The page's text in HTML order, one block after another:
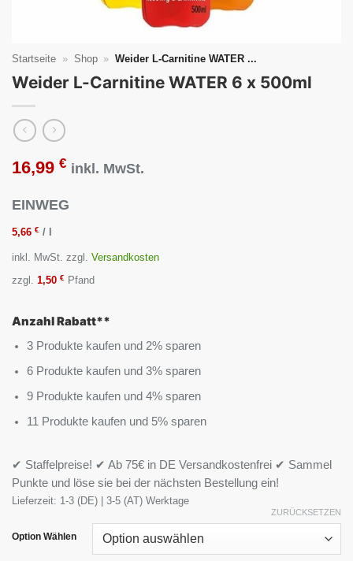
Startseite » Shop » Weider L-Carnitine WATER ...
Weider L-Carnitine WATER 6 x 500ml
16,99 € inkl. MwSt.
EINWEG
5,66 € /
inkl. MwSt. zzgl. Versandkosten
zzgl. 1,50 € Pfand
Anzahl Rabatt**
3 Produkte kaufen und 2% sparen
6 Produkte kaufen und 3% sparen
9 Produkte kaufen und 4% sparen
11 Produkte kaufen und 5% sparen
✔ Staffelpreise! ✔ Ab 75€ in DE Versandkostenfrei ✔ Sammel
Punkte und löse sie bei der nächsten Bestellung ein!
Lieferzeit: 1-3 (DE) | 3-5 (AT) Werktage
Option Wählen
ZURÜCKSETZEN